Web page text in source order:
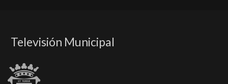
Televisión Municipal